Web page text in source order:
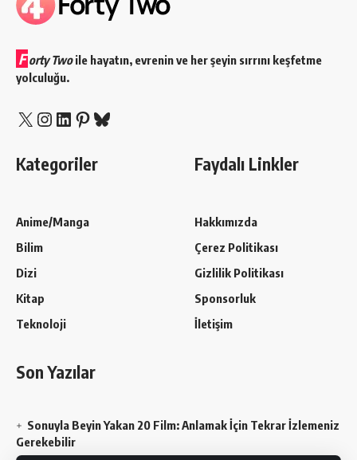
F orty Twoile hayatın, evrenin ve her şeyin sırrını keşfetme
yolculuğu.
X Instagram
LinkedIn
Pinterest
Bluesky
Kategoriler
Anime/Manga
Bilim
Dizi
Kitap
Teknoloji
Faydalı Linkler
Hakkımızda
Çerez Politikası
Gizlilik Politikası
Sponsorluk
İletişim
Son Yazılar
Sonuyla Beyin Yakan 20 Film: Anlamak İçin Tekrar İzlemeniz
Gerekebilir